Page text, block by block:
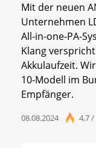
Mit der neuen
Unternehmen
All-in-one-PA-
Klang
Akkulaufzeit.
10-Modell im
Empfänger.
08.08.2024 4,7 /